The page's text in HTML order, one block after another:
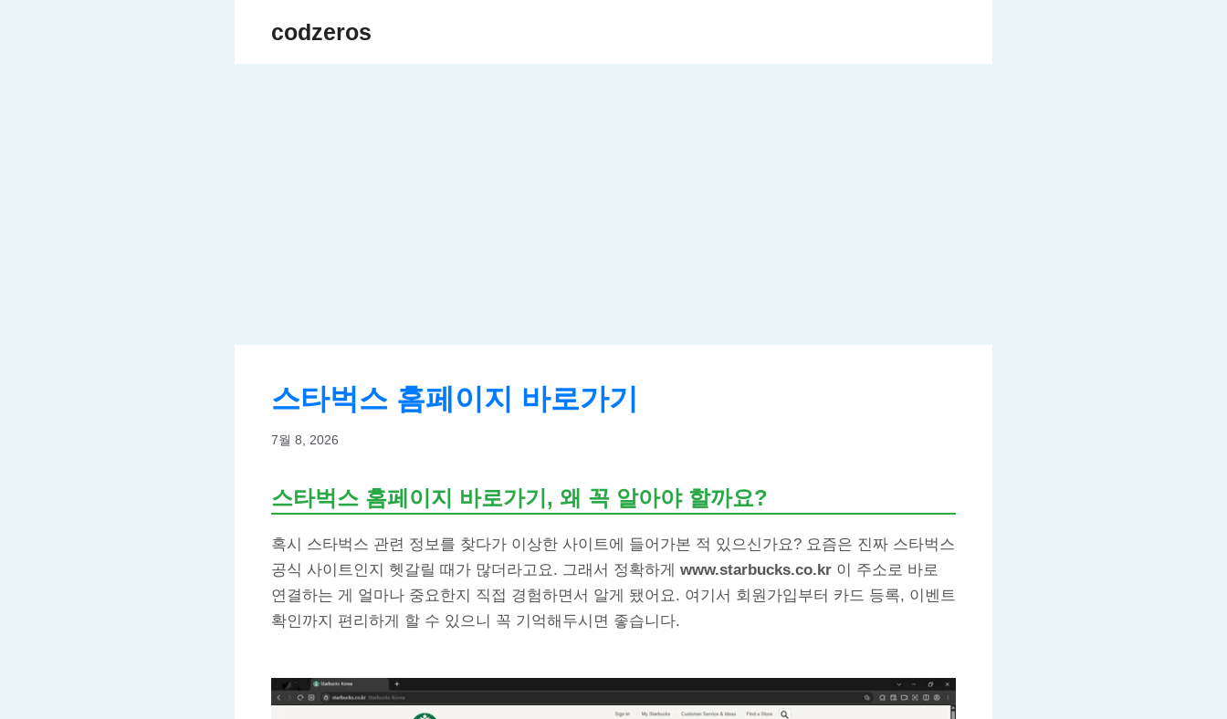
codzeros
스타벅스 홈페이지 바로가기
7월 8, 2026
스타벅스 홈페이지 바로가기, 왜 꼭 알아야 할까요?
혹시 스타벅스 관련 정보를 찾다가 이상한 사이트에 들어가본 적 있으신가요? 요즘은 진짜 스타벅스
공식 사이트인지 헷갈릴 때가 많더라고요. 그래서 정확하게 www.starbucks.co.kr 이 주소로 바로
연결하는 게 얼마나 중요한지 직접 경험하면서 알게 됐어요. 여기서 회원가입부터 카드 등록, 이벤트
확인까지 편리하게 할 수 있으니 꼭 기억해두시면 좋습니다.